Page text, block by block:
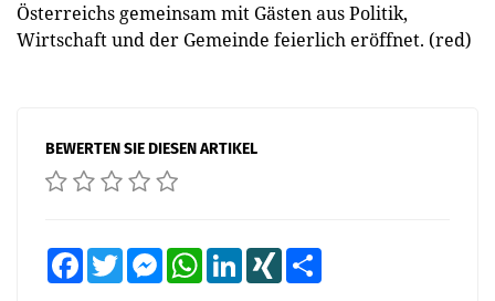
Österreichs gemeinsam mit Gästen aus Politik,
Wirtschaft und der Gemeinde feierlich eröffnet. (red)
BEWERTEN SIE DIESEN ARTIKEL
FacebookTwitter MessengerWhatsAppLinkedInXING